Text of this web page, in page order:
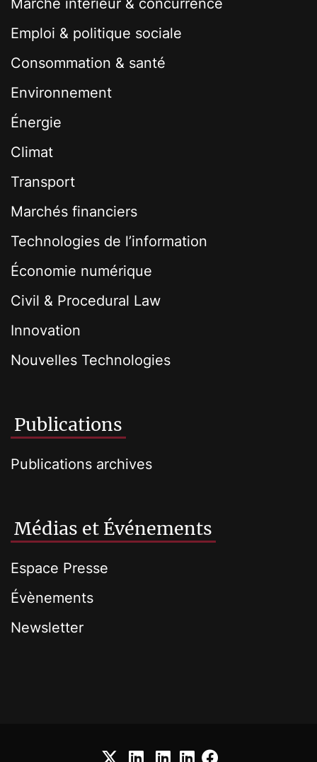
Marché interieur & concurrence
Emploi & politique sociale
Consommation & santé
Environnement
Énergie
Climat
Transport
Marchés financiers
Technologies de l’information
Économie numérique
Civil & Procedural Law
Innovation
Nouvelles Technologies
Publications
Publications archives
Médias et Événements
Espace Presse
Évènements
Newsletter